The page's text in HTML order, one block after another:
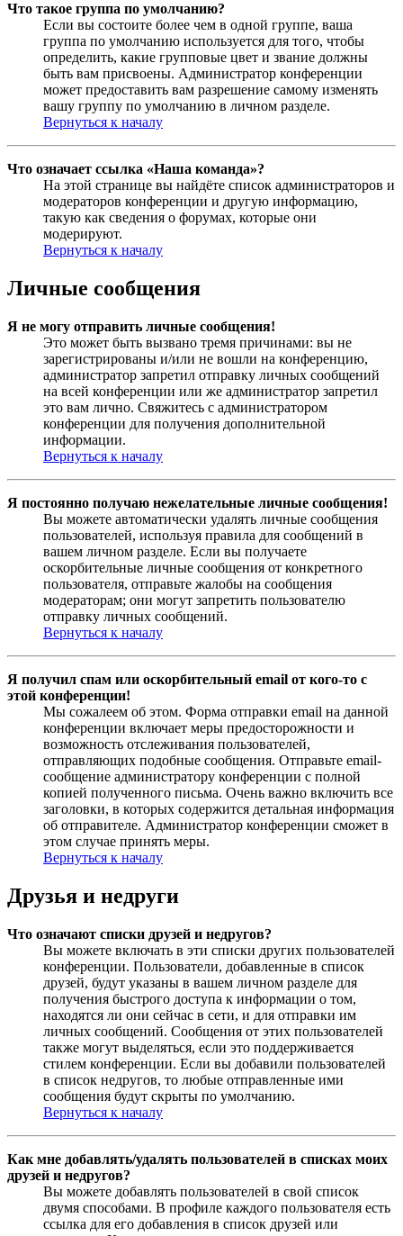
Что такое группа по умолчанию?
Если вы состоите более чем в одной группе, ваша
группа по умолчанию используется для того, чтобы
определить, какие групповые цвет и звание должны
быть вам присвоены. Администратор конференции
может предоставить вам разрешение самому изменять
вашу группу по умолчанию в личном разделе.
Вернуться к началу
Что означает ссылка «Наша команда»?
На этой странице вы найдёте список администраторов и
модераторов конференции и другую информацию,
такую как сведения о форумах, которые они
модерируют.
Вернуться к началу
Личные сообщения
Я не могу отправить личные сообщения!
Это может быть вызвано тремя причинами: вы не
зарегистрированы и/или не вошли на конференцию,
администратор запретил отправку личных сообщений
на всей конференции или же администратор запретил
это вам лично. Свяжитесь с администратором
конференции для получения дополнительной
информации.
Вернуться к началу
Я постоянно получаю нежелательные личные сообщения!
Вы можете автоматически удалять личные сообщения
пользователей, используя правила для сообщений в
вашем личном разделе. Если вы получаете
оскорбительные личные сообщения от конкретного
пользователя, отправьте жалобы на сообщения
модераторам; они могут запретить пользователю
отправку личных сообщений.
Вернуться к началу
Я получил спам или оскорбительный email от кого-то с
этой конференции!
Мы сожалеем об этом. Форма отправки email на данной
конференции включает меры предосторожности и
возможность отслеживания пользователей,
отправляющих подобные сообщения. Отправьте email-
сообщение администратору конференции с полной
копией полученного письма. Очень важно включить все
заголовки, в которых содержится детальная информация
об отправителе. Администратор конференции сможет в
этом случае принять меры.
Вернуться к началу
Друзья и недруги
Что означают списки друзей и недругов?
Вы можете включать в эти списки других пользователей
конференции. Пользователи, добавленные в список
друзей, будут указаны в вашем личном разделе для
получения быстрого доступа к информации о том,
находятся ли они сейчас в сети, и для отправки им
личных сообщений. Сообщения от этих пользователей
также могут выделяться, если это поддерживается
стилем конференции. Если вы добавили пользователей
в список недругов, то любые отправленные ими
сообщения будут скрыты по умолчанию.
Вернуться к началу
Как мне добавлять/удалять пользователей в списках моих
друзей и недругов?
Вы можете добавлять пользователей в свой список
двумя способами. В профиле каждого пользователя есть
ссылка для его добавления в список друзей или